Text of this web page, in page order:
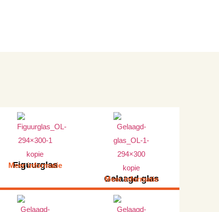
Figuurglas
Meer informatie
Gelaagd glas
Meer informatie